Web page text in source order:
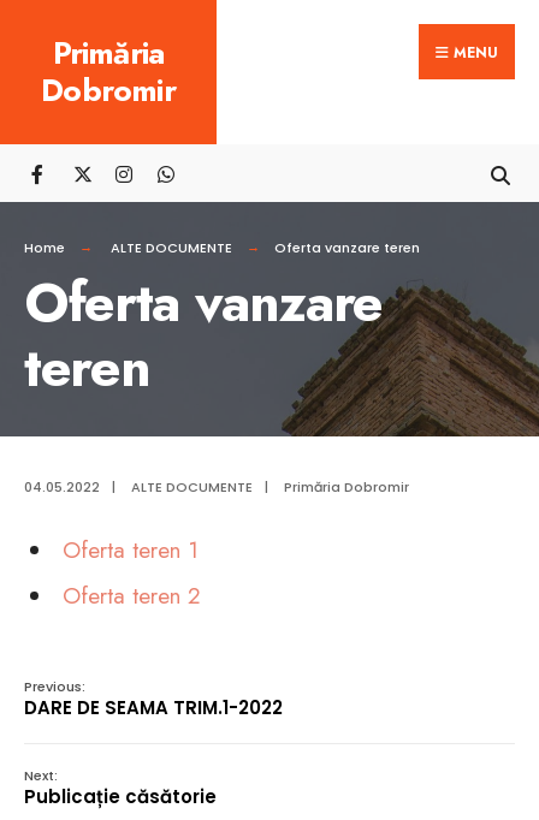
content
Primăria
Dobromir
MENU
Home ALTE DOCUMENTE Oferta vanzare teren
Oferta vanzare
teren
04.05.2022 | ALTE DOCUMENTE | Primăria Dobromir
Oferta teren 1
Oferta teren 2
Previous:
DARE DE SEAMA TRIM.1-2022
Next:
Publicație căsătorie
for: